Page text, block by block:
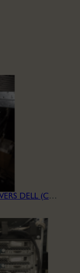
AVAMAR BACKUP NODE 5XSERVERS DELL (CPU+MB+POWER)